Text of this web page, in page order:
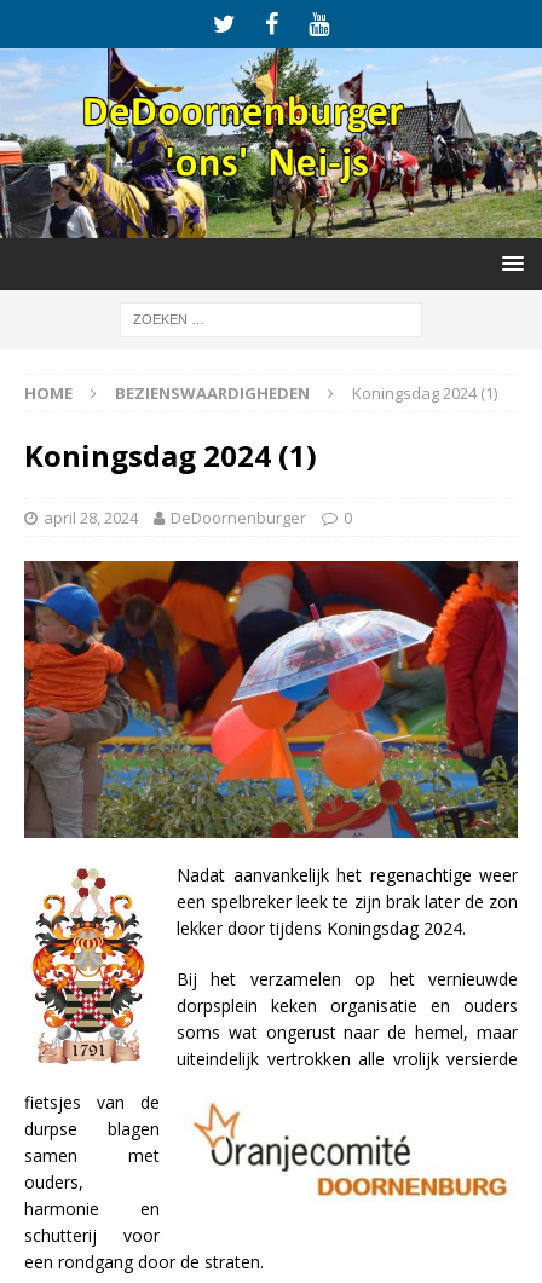
HOME BEZIENSWAARDIGHEDEN Koningsdag 2024 (1)
Koningsdag 2024 (1)
april 28, 2024 DeDoornenburger 0
Nadat aanvankelijk het regenachtige weer
een spelbreker leek te zijn brak later de zon
lekker door tijdens Koningsdag 2024.
Bij het verzamelen op het vernieuwde
dorpsplein keken organisatie en ouders
soms wat ongerust naar de hemel, maar
uiteindelijk vertrokken alle vrolijk versierde
fietsjes van de
durpse blagen
samen met
ouders,
harmonie en
schutterij voor
een rondgang door de straten.